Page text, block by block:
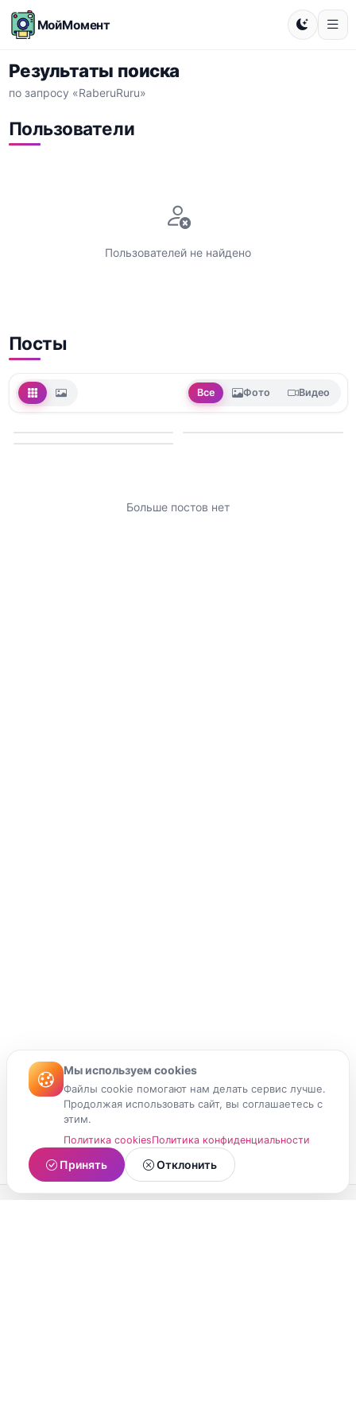
МойМомент
Результаты поиска
по запросу «RaberuRuru»
Пользователи
Пользователей не найдено
Посты
Все Фото Видео
Больше постов нет
Мы используем cookies
Файлы cookie помогают нам делать сервис лучше.
Продолжая использовать сайт, вы соглашаетесь с
этим.
Политика cookiesПолитика конфиденциальности
Принять Отклонить